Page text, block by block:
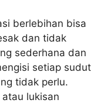
berlebihan bisa
dan tidak
sederhana dan
setiap sudut
tidak perlu.
lukisan